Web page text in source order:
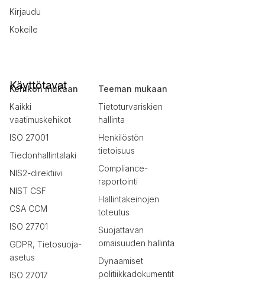
Kirjaudu
Kokeile
Käyttötavat
Kehikon mukaan
Kaikki
vaatimuskehikot
ISO 27001
Tiedonhallintalaki
NIS2-direktiivi
NIST CSF
CSA CCM
ISO 27701
GDPR, Tietosuoja-
asetus
ISO 27017
Teeman mukaan
Tietoturvariskien
hallinta
Henkilöstön
tietoisuus
Compliance-
raportointi
Hallintakeinojen
toteutus
Suojattavan
omaisuuden hallinta
Dynaamiset
politiikkadokumentit